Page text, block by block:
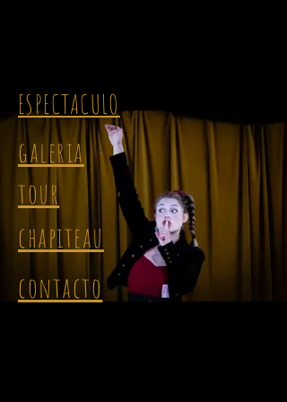
ESPECTACULO
galeria
tour
chapiteau
contacto